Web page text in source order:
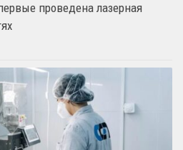
проведена лазерная